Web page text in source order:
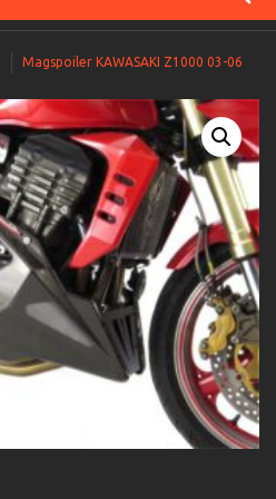
Magspoiler KAWASAKI Z1000 03-06